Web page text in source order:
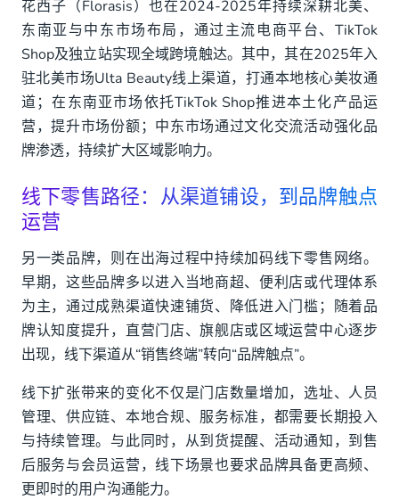
花西子（Florasis）也在2024-2025年持续深耕北美、
东南亚与中东市场布局，通过主流电商平台、TikTok
Shop及独立站实现全域跨境触达。其中，其在2025年入
驻北美市场Ulta Beauty线上渠道，打通本地核心美妆通
道；在东南亚市场依托TikTok Shop推进本土化产品运
营，提升市场份额；中东市场通过文化交流活动强化品
牌渗透，持续扩大区域影响力。
线下零售路径：从渠道铺设，到品牌触点
运营
另一类品牌，则在出海过程中持续加码线下零售网络。
早期，这些品牌多以进入当地商超、便利店或代理体系
为主，通过成熟渠道快速铺货、降低进入门槛；随着品
牌认知度提升，直营门店、旗舰店或区域运营中心逐步
出现，线下渠道从“销售终端”转向“品牌触点”。
线下扩张带来的变化不仅是门店数量增加，选址、人员
管理、供应链、本地合规、服务标准，都需要长期投入
与持续管理。与此同时，从到货提醒、活动通知，到售
后服务与会员运营，线下场景也要求品牌具备更高频、
更即时的用户沟通能力。